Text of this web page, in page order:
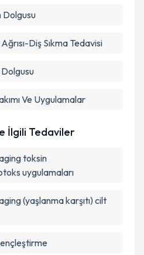
Dolgusu
Diş Sıkma Tedavisi
Ve Uygulamalar
İlgili Tedaviler
toksin
uygulamaları
(yaşlanma karşıtı) cilt